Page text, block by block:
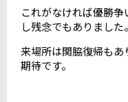
これがなければ優勝
し残念でもありました。
来場所は関脇復帰も
期待です。